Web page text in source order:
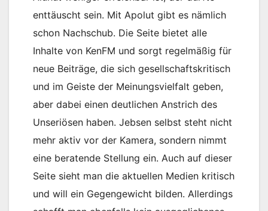
enttäuscht sein. Mit Apolut gibt es nämlich
schon Nachschub. Die Seite bietet alle
Inhalte von KenFM und sorgt regelmäßig für
neue Beiträge, die sich gesellschaftskritisch
und im Geiste der Meinungsvielfalt geben,
aber dabei einen deutlichen Anstrich des
Unseriösen haben. Jebsen selbst steht nicht
mehr aktiv vor der Kamera, sondern nimmt
eine beratende Stellung ein. Auch auf dieser
Seite sieht man die aktuellen Medien kritisch
und will ein Gegengewicht bilden. Allerdings